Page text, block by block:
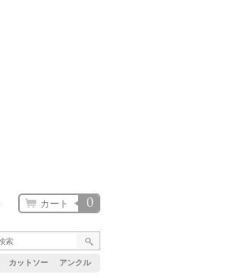
カットソー アンクル
0
カート